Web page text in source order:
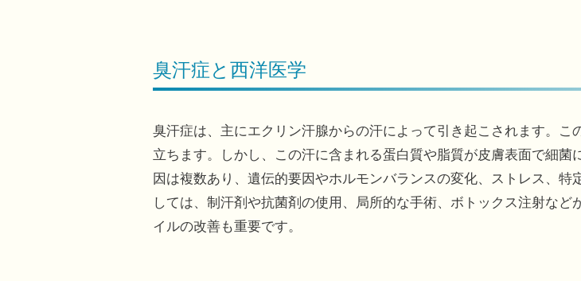
臭汗症と西洋医学
臭汗症は、主にエクリン汗腺からの汗によって引き起こされます。
立ちます。しかし、この汗に含まれる蛋白質や脂質が皮膚表面で細
因は複数あり、遺伝的要因やホルモンバランスの変化、ストレス、
しては、制汗剤や抗菌剤の使用、局所的な手術、ボトックス注射な
イルの改善も重要です。